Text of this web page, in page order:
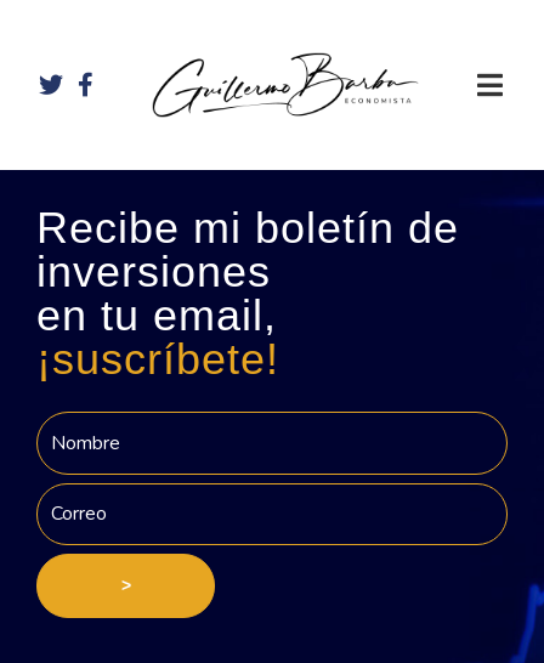
Recibe mi boletín de
inversiones
en tu email,
¡suscríbete!
>